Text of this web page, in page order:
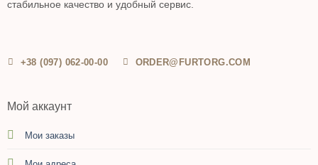
стабильное качество и удобный сервис.
+38 (097) 062-00-00 ORDER@FURTORG.COM
Мой аккаунт
Мои заказы